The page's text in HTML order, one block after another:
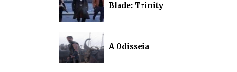
Blade: Trinity
A Odisseia